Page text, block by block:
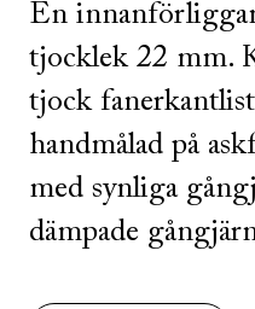
En
tjocklek 22 mm.
tjock
handmålad på
med synliga
dämpade